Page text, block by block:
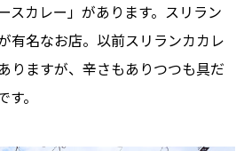
スカレー」があります。スリラン
有名なお店。以前スリランカカレ
りますが、辛さもありつつも具だ
。